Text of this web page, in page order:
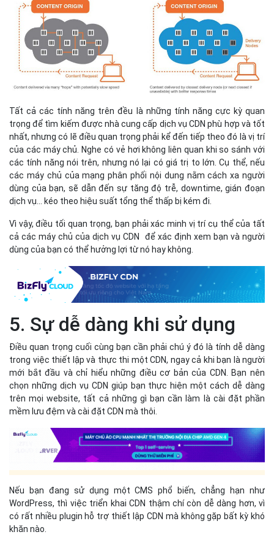
Tất cả các tính năng trên đều là những tính năng cực kỳ quan
trọng để tìm kiếm được nhà cung cấp dịch vụ CDN phù hợp và tốt
nhất, nhưng có lẽ điều quan trọng phải kể đến tiếp theo đó là vị trí
của các máy chủ. Nghe có vẻ hơi không liên quan khi so sánh với
các tính năng nói trên, nhưng nó lại có giá trị to lớn. Cụ thể, nếu
các máy chủ của mạng phân phối nội dung nằm cách xa người
dùng của bạn, sẽ dẫn đến sự tăng độ trễ, downtime, gián đoạn
dịch vụ... kéo theo hiệu suất tổng thể thấp bị kém đi.
Vì vậy, điều tối quan trọng, bạn phải xác minh vị trí cụ thể của tất
cả các máy chủ của dịch vụ CDN để xác định xem bạn và người
dùng của bạn có thể hưởng lợi từ nó hay không.
5. Sự dễ dàng khi sử dụng
Điều quan trọng cuối cùng bạn cần phải chú ý đó là tính dễ dàng
trong việc thiết lập và thực thi một CDN, ngay cả khi bạn là người
mới bắt đầu và chỉ hiểu những điều cơ bản của CDN. Bạn nên
chọn những dịch vụ CDN giúp bạn thực hiện một cách dễ dàng
trên mọi website, tất cả những gì bạn cần làm là cài đặt phần
mềm lưu đệm và cài đặt CDN mà thôi.
Nếu bạn đang sử dụng một CMS phổ biến, chẳng hạn như
WordPress, thì việc triển khai CDN thậm chí còn dễ dàng hơn, vì
có rất nhiều plugin hỗ trợ thiết lập CDN mà không gặp bất kỳ khó
khăn nào.